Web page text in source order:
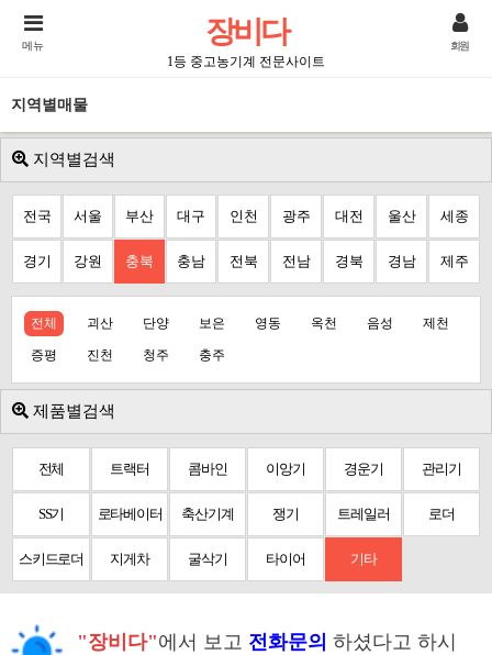
장비다
1등 중고농기계 전문사이트
메뉴 회원
지역별매물
지역별검색
전국 서울 부산 대구 인천 광주 대전 울산 세종
경기 강원 충북 충남 전북 전남 경북 경남 제주
전체 괴산 단양 보은 영동 옥천 음성 제천
증평 진천 청주 충주
제품별검색
전체 트랙터 콤바인 이앙기 경운기 관리기
SS기 로타베이터 축산기계 쟁기 트레일러 로더
스키드로더 지게차 굴삭기 타이어 기타
"장비다"에서 보고 전화문의 하셨다고 하시